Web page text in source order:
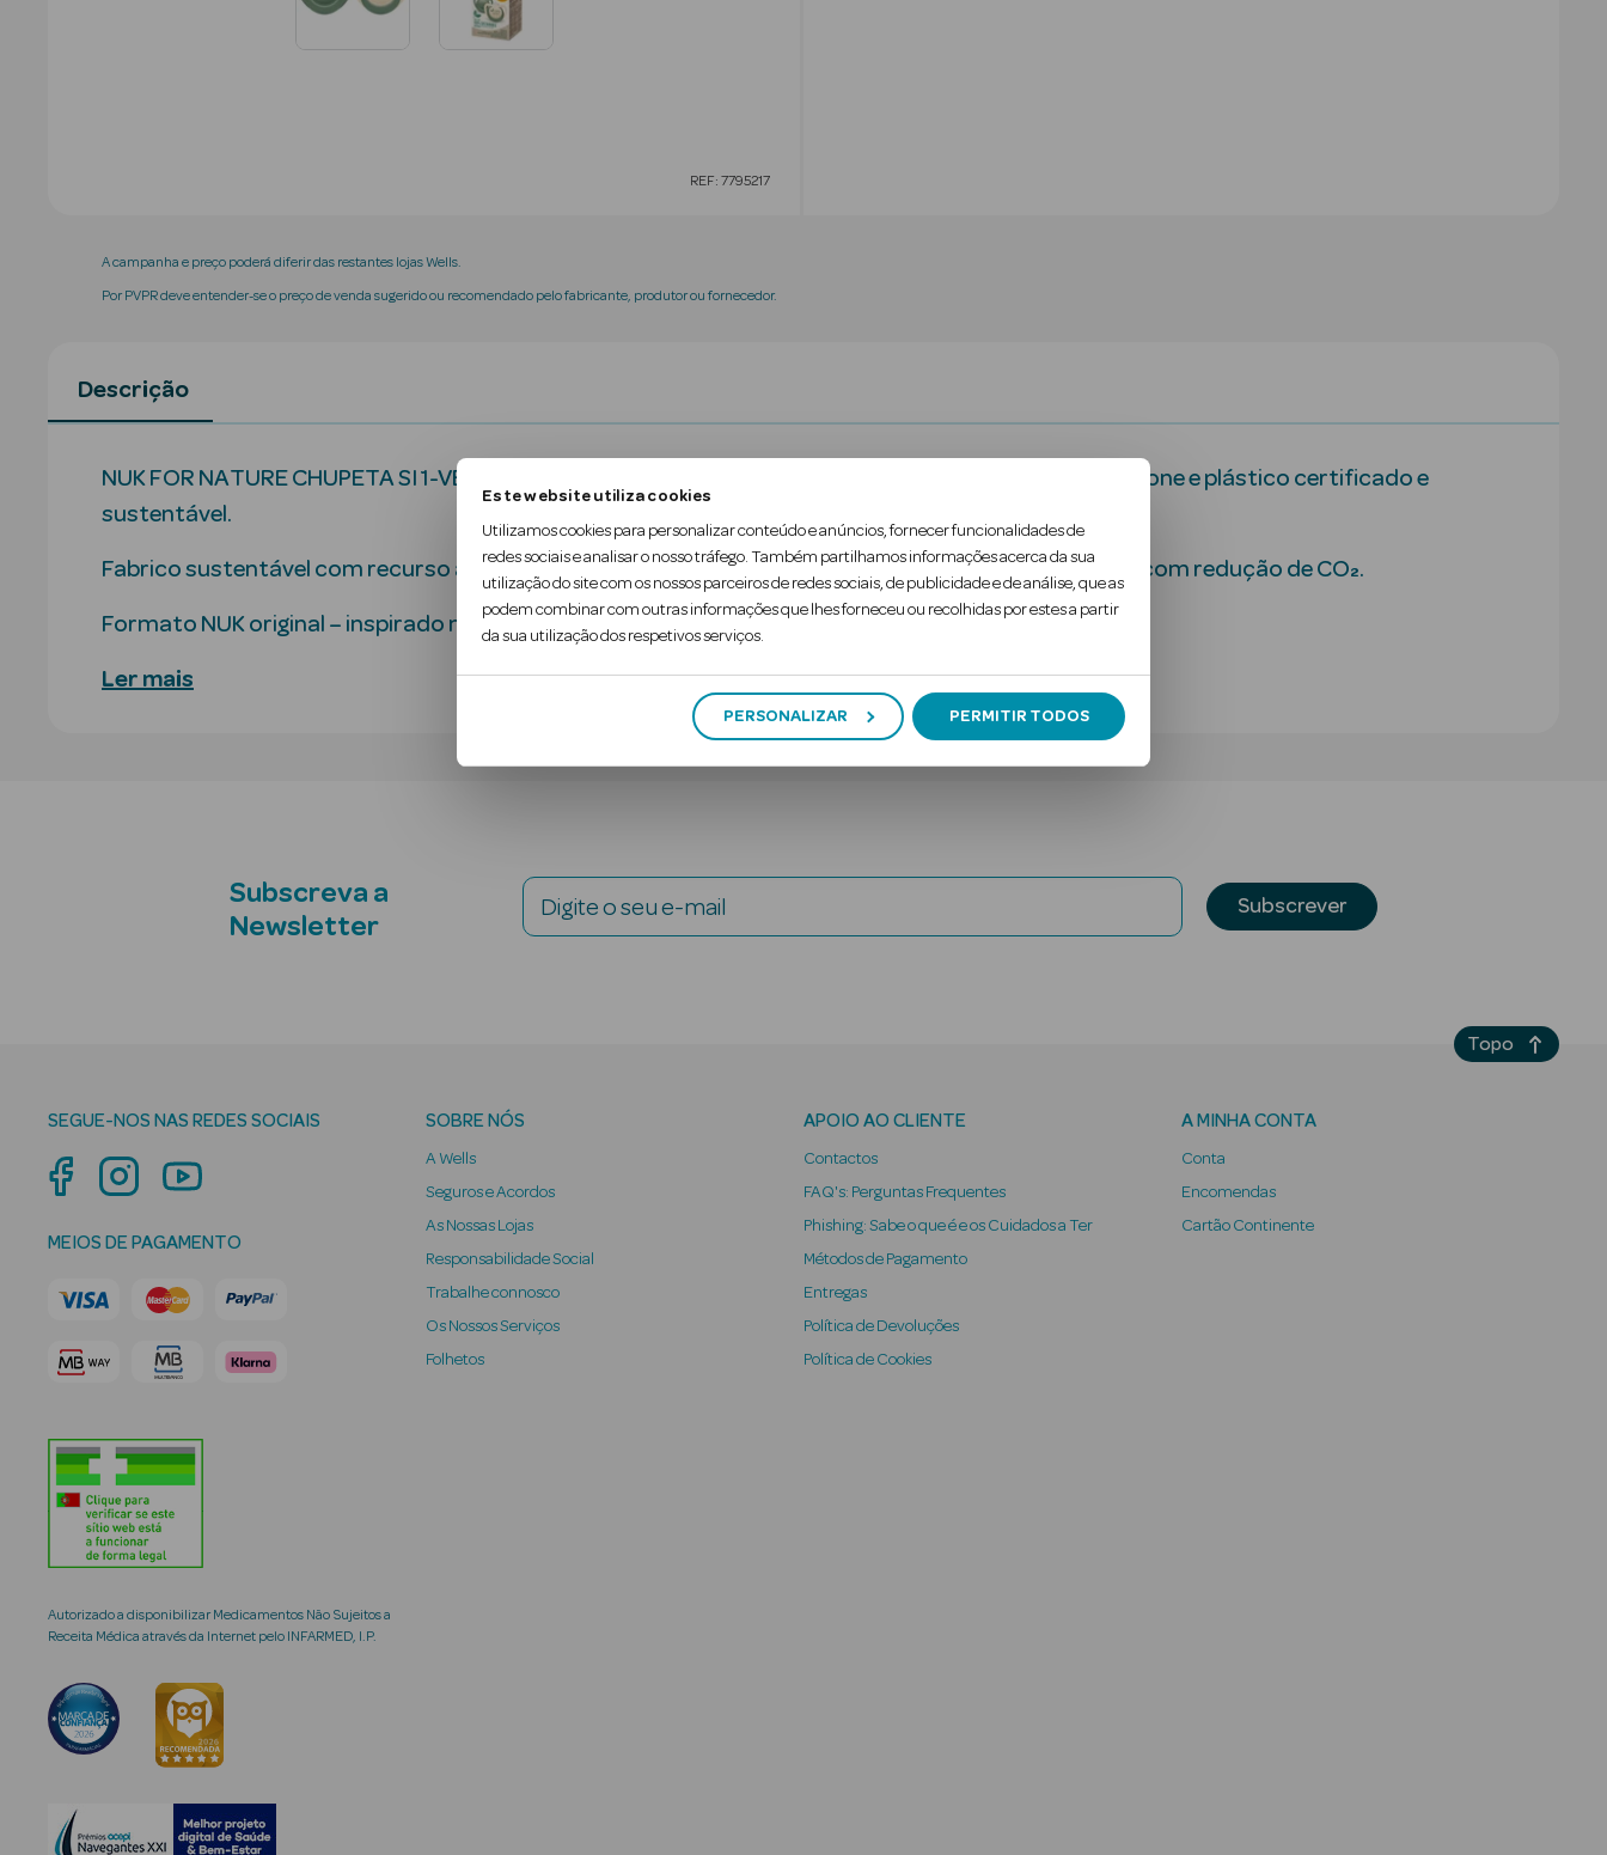
Este website utiliza cookies
Utilizamos cookies para personalizar conteúdo e anúncios, fornecer funcionalidades de
redes sociais e analisar o nosso tráfego. Também partilhamos informações acerca da sua
utilização do site com os nossos parceiros de redes sociais, de publicidade e de análise, que as
podem combinar com outras informações que lhes forneceu ou recolhidas por estes a partir
da sua utilização dos respetivos serviços.
PERSONALIZAR PERMITIR TODOS
REF: 7795217
A campanha e preço poderá diferir das restantes lojas Wells.
Por PVPR deve entender-se o preço de venda sugerido ou recomendado pelo fabricante, produtor ou fornecedor.
Descrição
NUK FOR NATURE CHUPETA SI 1-VERDE é feita de materiais 100% sustentáveis - Fabricadas com silicone e plástico certificado e
sustentável.
Fabrico sustentável com recurso a energias renováveis. Produção eficiente em termos energéticos com redução de CO₂.
Formato NUK original – inspirado na natureza, Extra suave e flexível para um movimento natural d…
Ler mais
Subscreva a
Newsletter
Digite o seu e-mail Subscrever
SEGUE-NOS NAS REDES SOCIAIS
MEIOS DE PAGAMENTO
Autorizado a disponibilizar Medicamentos Não Sujeitos a
Receita Médica através da Internet pelo INFARMED, I.P.
SOBRE NÓS
A Wells
Seguros e Acordos
As Nossas Lojas
Responsabilidade Social
Trabalhe connosco
Os Nossos Serviços
Folhetos
APOIO AO CLIENTE
Contactos
FAQ's: Perguntas Frequentes
Phishing: Sabe o que é e os Cuidados a Ter
Métodos de Pagamento
Entregas
Política de Devoluções
Política de Cookies
A MINHA CONTA
Conta
Encomendas
Cartão Continente
Topo